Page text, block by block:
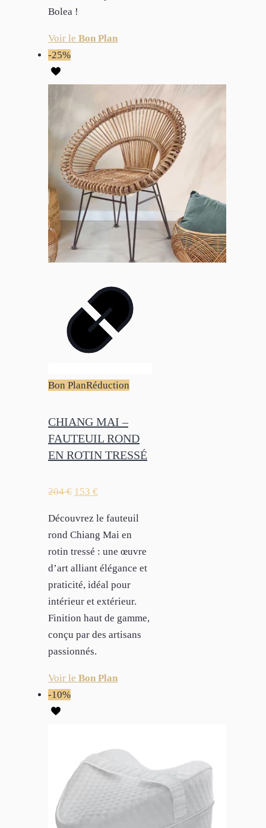
Bolea !
Voir le Bon Plan
-25%
Bon PlanRéduction
CHIANG MAI –
FAUTEUIL ROND
EN ROTIN TRESSÉ
204€ 153 €
Découvrez le fauteuil
rond Chiang Mai en
rotin tressé : une œuvre
d’art alliant élégance et
praticité, idéal pour
intérieur et extérieur.
Finition haut de gamme,
conçu par des artisans
passionnés.
Voir le Bon Plan
-10%